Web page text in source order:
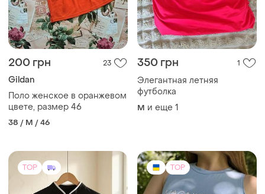
Gildan
Поло женское в оранжевом
цвете, размер 46
38 / M / 46
Элегантная летняя
футболка
M и еще 1
TOP TOP